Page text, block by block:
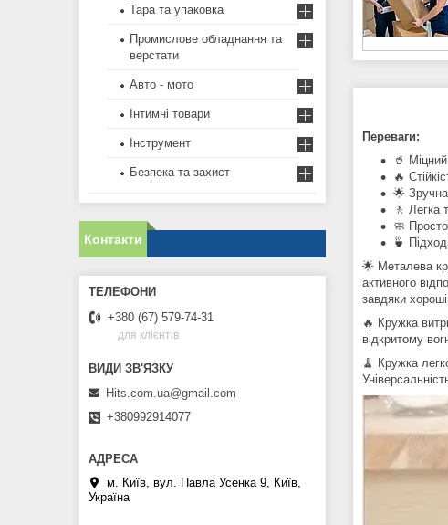
Переваги:
🥤
🔥
🌟
🚶 Легка
🧼
🍵
🌟 Металева
активного
завдяки
🔥 Кружка
відкритому
🧹 Кружка
Тара та упаковка
Промислове обладнання та
верстати
Авто - мото
Інтимні товари
Інструмент
Безпека та захист
Контакти
+380 (67) 579-74-31
для клієнтів
Hits.com.ua@gmail.com
+380992914077
м. Київ, вул. Павла Усенка 9, Київ,
Україна